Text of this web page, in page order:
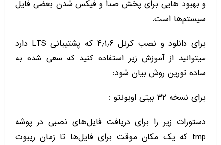
و بهبود هایی برای پخش صدا و فیکس شدن بعضی فایل
سیستم‌ها است.
برای دانلود و نصب کرنل
۴٫۱٫۶ که پشتیبانی LTS دارد
میتوانید از آموزش زیر استفاده کنید که سعی شده به
ساده تورین روش بیان شود:
برای نسخه۳۲ بیتی اوبونتو :
دستورات زیر را برای دریافت فایل‌های نصبی در پوشه
tmp که یک مکان موقت برای فایل‌ها تا زمان ریبوت